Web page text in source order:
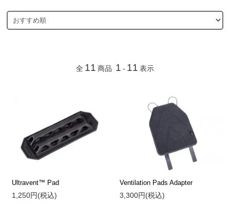
全 11 商品 1 - 11 表示
Ultravent™ Pad
1,250円(税込)
Ventilation Pads Adapter
3,300円(税込)